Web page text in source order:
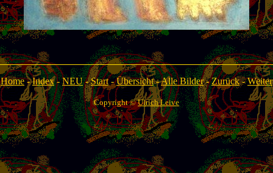
Home-Index-NEU-Start-Übersicht-Alle Bilder-Zurück-Weiter
Copyright ©Ulrich Leive